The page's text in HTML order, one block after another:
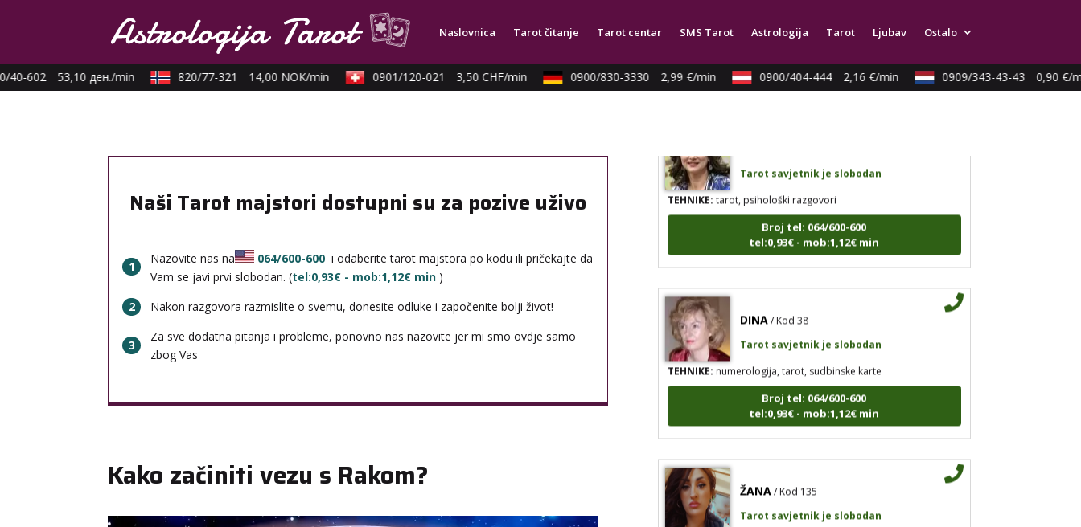
Naslovnica Tarot čitanje Tarot centar SMS Tarot Astrologija Tarot Ljubav Ostalo
40-602 53,10 ден./min 820/77-321 14,00 NOK/min 0901/120-021 3,50 CHF/min 0900/830-3330 2,99 €/min 0900/404-444 2,16 €/min 0909/343-43-43 0,90 €/
Naši Tarot majstori dostupni su za pozive uživo
1
Nazovite nas na 064/600-600 i odaberite tarot majstora po kodu ili pričekajte da
Vam se javi prvi slobodan. (tel:0,93€ - mob:1,12€ min )
2
Nakon razgovora razmislite o svemu, donesite odluke i započenite bolji život!
3
Za sve dodatna pitanja i probleme, ponovno nas nazovite jer mi smo ovdje samo
zbog Vas
Kako začiniti vezu s Rakom?
tel:0,93€ - mob:1,12€ min
Tarot savjetnik je slobodan
TEHNIKE:tarot, psihološki razgovori
Broj tel: 064/600-600
tel:0,93€ - mob:1,12€ min
DINA
/ Kod 38
Tarot savjetnik je slobodan
TEHNIKE:numerologija, tarot, sudbinske karte
Broj tel: 064/600-600
tel:0,93€ - mob:1,12€ min
ŽANA
/ Kod 135
Tarot savjetnik je slobodan